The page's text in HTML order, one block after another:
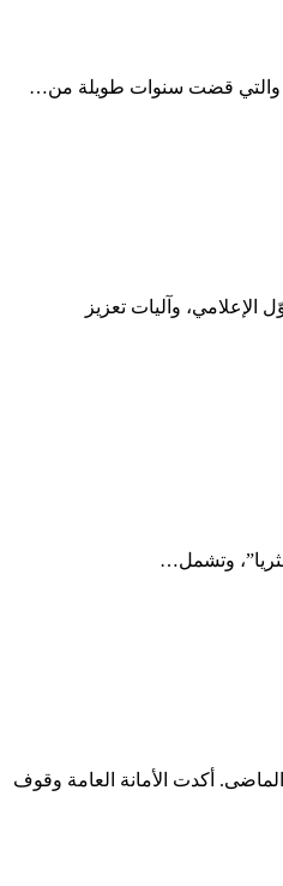
والتي قضت سنوات طويلة من…
وآليات تعزيز
أكدت الأمانة العامة وقوف